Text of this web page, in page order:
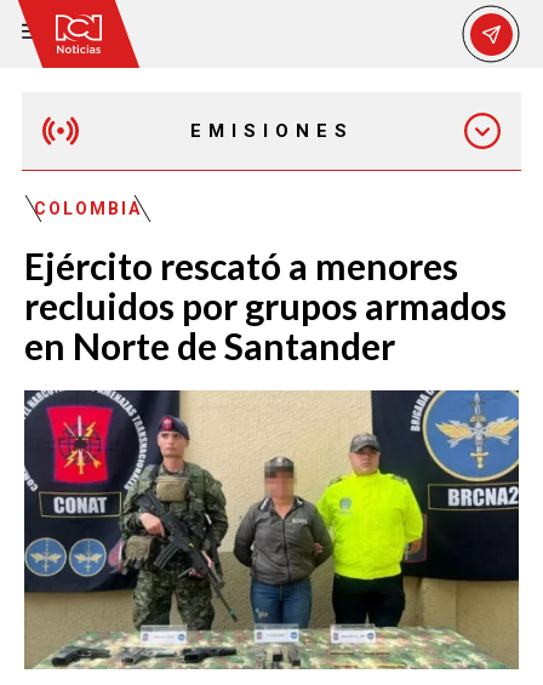
EMISIONES
EMISIÓN 7:00 PM
COLOMBIA
Ejército rescató a menores
recluidos por grupos armados
en Norte de Santander